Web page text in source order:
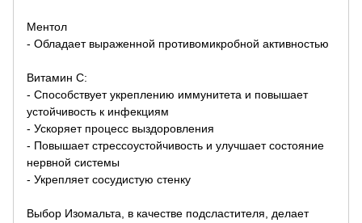
Ментол
- Обладает выраженной противомикробной активностью
Витамин С:
- Способствует укреплению иммунитета и повышает
устойчивость к инфекциям
- Ускоряет процесс выздоровления
- Повышает стрессоустойчивость и улучшает состояние
нервной системы
- Укрепляет сосудистую стенку
Выбор Изомальта, в качестве подсластителя, делает